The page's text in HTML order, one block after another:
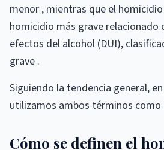
menor , mientras que el
homicidio más grave relacionado
efectos del alcohol (DUI),
grave .
Siguiendo la tendencia general,
utilizamos ambos términos como
Cómo se definen el